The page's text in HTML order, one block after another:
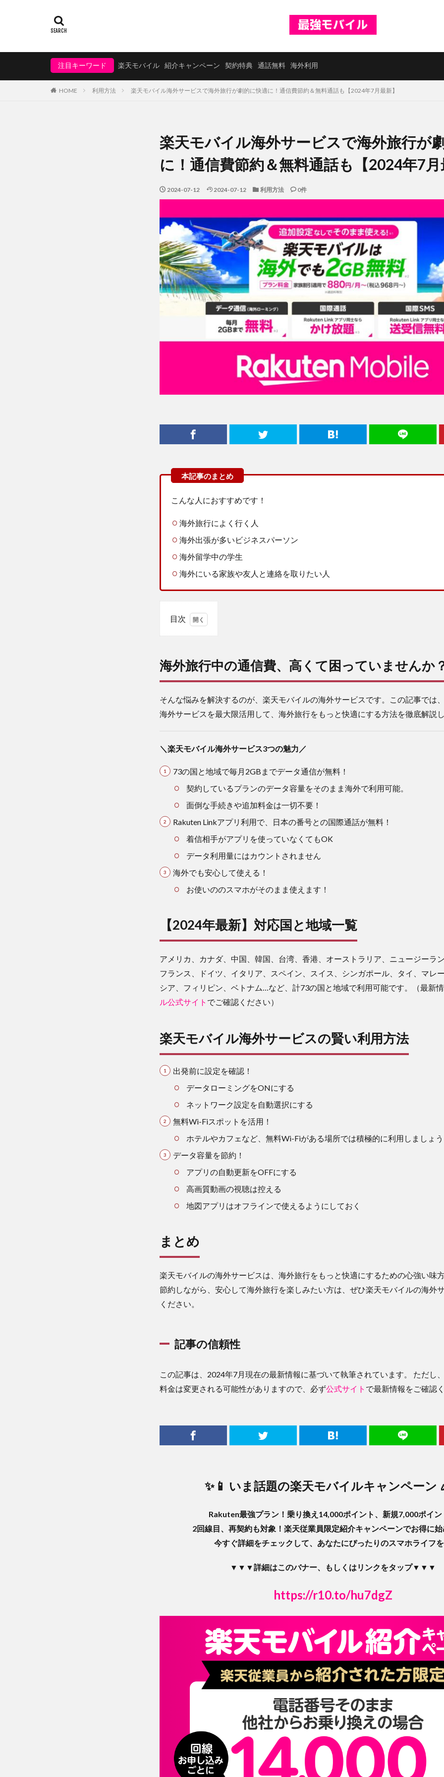
注目キーワード 楽天モバイル 紹介キャンペーン 契約特典 通話無料 海外利用
HOME 利用方法 楽天モバイル海外サービスで海外旅行が劇的に快適に！通信費節約＆無料通話も【2024年7月最新】
楽天モバイル海外サービスで海外旅行が
に！通信費節約＆無料通話も【2024年7
2024-07-12 2024-07-12 利用方法 0件
こんな人におすすめです！
海外旅行によく行く人
海外出張が多いビジネスパーソン
海外留学中の学生
海外にいる家族や友人と連絡を取りたい人
目次
中の
高く
て困
って
か？
【2024
年最
応国と
地域一
楽
天
モ
バ
海
外
サ
ビ
ス
賢
い
方
法
ま
と
記事
の信
頼性
海外旅行中の通信費、高くて困っていませんか
そんな悩みを解決するのが、楽天モバイルの海外サービスです。この記事では
海外サービスを最大限活用して、海外旅行をもっと快適にする方法を徹底解説
＼楽天モバイル海外サービス3つの魅力／
73の国と地域で毎月2GBまでデータ通信が無料！
契約しているプランのデータ容量をそのまま海外で利用可能。
面倒な手続きや追加料金は一切不要！
Rakuten Linkアプリ利用で、日本の番号との国際通話が無料！
着信相手がアプリを使っていなくてもOK
データ利用量にはカウントされません
海外でも安心して使える！
お使いののスマホがそのまま使えます！
【2024年最新】対応国と地域一覧
アメリカ、カナダ、中国、韓国、台湾、香港、オーストラリア、ニュージーラ
フランス、ドイツ、イタリア、スペイン、スイス、シンガポール、タイ、マレ
シア、フィリピン、ベトナム…など、計73の国と地域で利用可能です。（最新
ル公式サイト でご確認ください）
楽天モバイル海外サービスの賢い利用方法
出発前に設定を確認！
データローミングをONにする
ネットワーク設定を自動選択にする
無料Wi-Fiスポットを活用！
ホテルやカフェなど、無料Wi-Fiがある場所では積極的に利用しましょ
データ容量を節約！
アプリの自動更新をOFFにする
高画質動画の視聴は控える
地図アプリはオフラインで使えるようにしておく
まとめ
楽天モバイルの海外サービスは、海外旅行をもっと快適にするための心強い味
節約しながら、安心して海外旅行を楽しみたい方は、ぜひ楽天モバイルの海外
ください。
記事の信頼性
この記事は、2024年7月現在の最新情報に基づいて執筆されています。 ただし
料金は変更される可能性がありますので、必ず公式サイト で最新情報をご確認
✨📱 いま話題の楽天モバイルキャンペーン
Rakuten最強プラン！乗り換え14,000ポイント、新規7,000ポイン
2回線目、再契約も対象！楽天従業員限定紹介キャンペーンでお得に
今すぐ詳細をチェックして、あなたにぴったりのスマホライフ
▼▼▼詳細はこのバナー、もしくはリンクをタップ▼▼▼
https://r10.to/hu7dgZ